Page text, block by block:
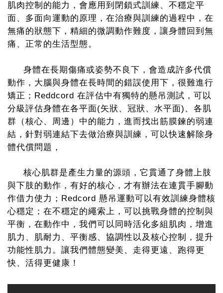
肌肉控制的能力，會應用到閉鎖式訓練、不穩定平
面、多面向運動的原理，在治療與訓練的過程中，在
無痛的狀態下，精細的微調動作難度，讓身體回到無
痛、正常的生活型態。
身體在長期傷痛或姿勢不良下，會造成許多代償
動作，大腦與身體在長時間的錯誤使用下，很難進行
矯正； Reddcord 在評估中有獨特的懸吊測試，可以
分級評估身體在各平面(矢狀、冠狀、水平面) 、各肌
群（核心、周邊）中的能力，進而找出筋膜鍊的弱連
結，針對弱連結下去做治療與訓練，可以快速解除身
體代償問題，
核心肌群是產生力量的源頭，它貫通了身體上肢
與下肢的動作，有好的核心，才有辦法在連貫手腳動
作借力使力； Redcord 懸吊運動可以有效訓練身體核
心穩定；在不穩定的繩索上，可以挑戰身體的控制與
平衡，在動作中，我們可以同時活化多組肌肉，增進
肌力、肌耐力、平衡感、協調性以及核心控制，提升
功能性肌力。讓我們體態變美、走得更遠、跑得更
快、活得更健康！